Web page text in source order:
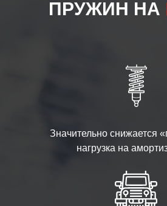
ПРУЖИН НА
Значительно снижается
нагрузка на